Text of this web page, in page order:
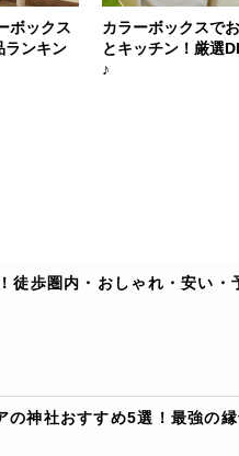
ボックス
ランキン
カラーボックスで
とキッチン！厳選
♪
徒歩圏内・おしゃれ・安い・
の神社おすすめ5選！最強の